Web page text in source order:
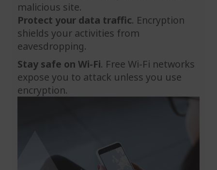
malicious site.
Protect your data traffic. Encryption
shields your activities from
eavesdropping.
Stay safe on Wi-Fi. Free Wi-Fi networks
expose you to attack unless you use
encryption.